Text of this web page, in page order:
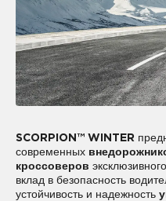
SCORPION™ WINTER
современных
кроссоверов
вклад в безопасность
устойчивость и надежность